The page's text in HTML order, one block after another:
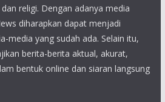
religi. Dengan adanya media
diharapkan dapat menjadi
media yang sudah ada. Selain itu,
berita-berita aktual, akurat,
bentuk online dan siaran langsung